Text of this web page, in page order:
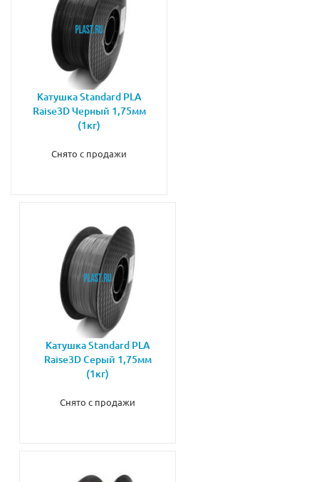
Катушка Standard PLA
Raise3D Черный 1,75мм
(1кг)
Снято с продажи
Катушка Standard PLA
Raise3D Серый 1,75мм
(1кг)
Снято с продажи